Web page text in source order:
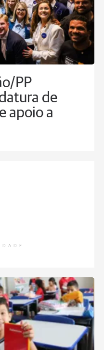
PP
de
apoio a